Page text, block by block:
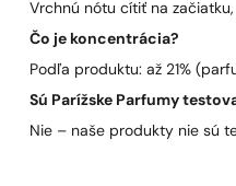
Vrchnú nótu cítiť na
Čo je koncentrácia?
Podľa produktu: až 21%
Sú Parížske Parfumy
Nie – naše produkty nie sú